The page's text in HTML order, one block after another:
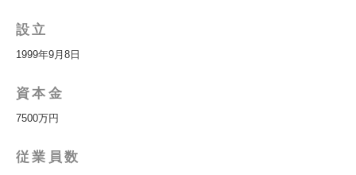
設立
1999年9月8日
資本金
7500万円
従業員数